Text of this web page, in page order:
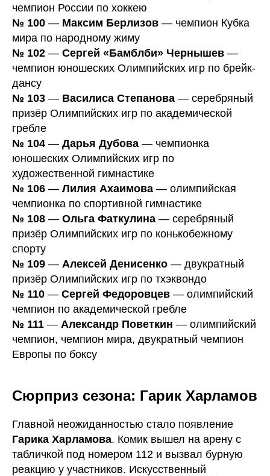
чемпион России по хоккею
№ 100 — Максим Берлизов — чемпион Кубка
мира по народному жиму
№ 102 — Сергей «Бамблби» Чернышев —
чемпион юношеских Олимпийских игр по брейк-
дансу
№ 103 — Василиса Степанова — серебряный
призёр Олимпийских игр по академической
гребле
№ 104 — Дарья Дубова — чемпионка
юношеских Олимпийских игр по
художественной гимнастике
№ 106 — Лилия Ахаимова — олимпийская
чемпионка по спортивной гимнастике
№ 108 — Ольга Фаткулина — серебряный
призёр Олимпийских игр по конькобежному
спорту
№ 109 — Алексей Денисенко — двукратный
призёр Олимпийских игр по тхэквондо
№ 110 — Сергей Федоровцев — олимпийский
чемпион по академической гребле
№ 111 — Александр Поветкин — олимпийский
чемпион, чемпион мира, двукратный чемпион
Европы по боксу
Сюрприз сезона: Гарик Харламов
Главной неожиданностью стало появление
Гарика Харламова. Комик вышел на арену с
табличкой под номером 112 и вызвал бурную
реакцию у участников. Искусственный